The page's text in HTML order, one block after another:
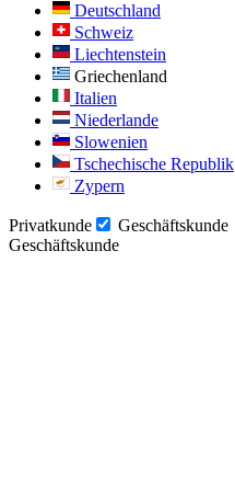
Deutschland
Schweiz
Liechtenstein
Griechenland
Italien
Niederlande
Slowenien
Tschechische Republik
Zypern
Privatkunde
Geschäftskunde
Geschäftskunde